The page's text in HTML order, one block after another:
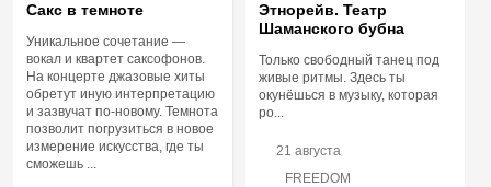
Сакс в темноте
Уникальное сочетание —
вокал и квартет саксофонов.
На концерте джазовые хиты
обретут иную интерпретацию
и зазвучат по-новому. Темнота
позволит погрузиться в новое
измерение искусства, где ты
сможешь ...
Этнорейв. Театр
Шаманского бубна
Только свободный танец под
живые ритмы. Здесь ты
окунёшься в музыку, которая
ро...
21 августа
FREEDOM